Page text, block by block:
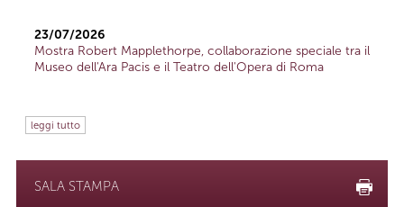
23/07/2026
Mostra Robert Mapplethorpe, collaborazione speciale tra il
Museo dell'Ara Pacis e il Teatro dell'Opera di Roma
leggi tutto
SALA STAMPA